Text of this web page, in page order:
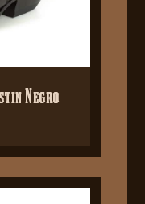
Negro